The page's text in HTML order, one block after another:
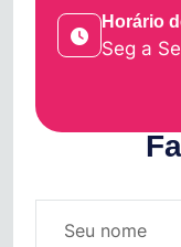
Horário
Seg a